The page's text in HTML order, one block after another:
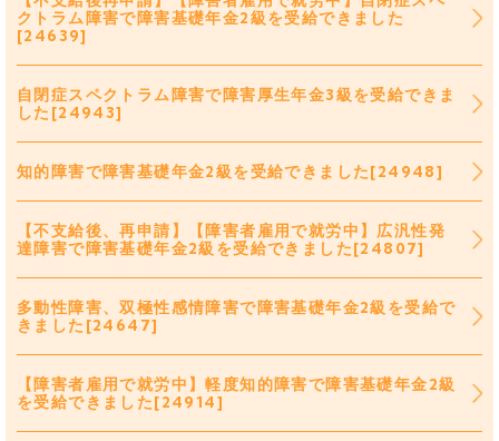
クトラム障害で障害基礎年金2級を受給できました
[24639]
自閉症スペクトラム障害で障害厚生年金3級を受給できま
した[24943]
知的障害で障害基礎年金2級を受給できました[24948]
【不支給後、再申請】【障害者雇用で就労中】広汎性発
達障害で障害基礎年金2級を受給できました[24807]
多動性障害、双極性感情障害で障害基礎年金2級を受給で
きました[24647]
【障害者雇用で就労中】軽度知的障害で障害基礎年金2級
を受給できました[24914]